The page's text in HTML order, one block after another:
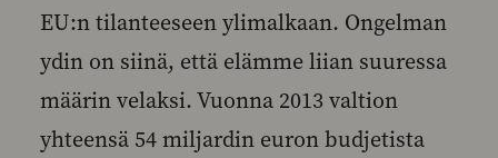
EU:n tilanteeseen ylimalkaan. Ongelman
ydin on siinä, että elämme liian suuressa
määrin velaksi. Vuonna 2013 valtion
yhteensä 54 miljardin euron budjetista